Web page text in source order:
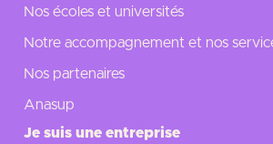
Nos écoles et universités
Notre accompagnement et nos
Nos partenaires
Anasup
Je suis une entreprise